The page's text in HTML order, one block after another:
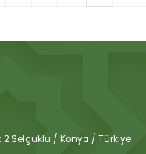
2 Selçuklu / Konya / Türkiye